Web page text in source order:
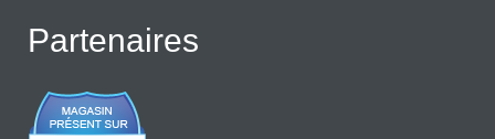
Partenaires